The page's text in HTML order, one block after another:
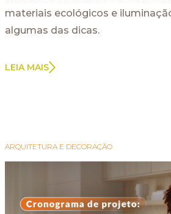
materiais ecológicos e
algumas das dicas.
LEIA MAIS
ARQUITETURA E DECORAÇÃO